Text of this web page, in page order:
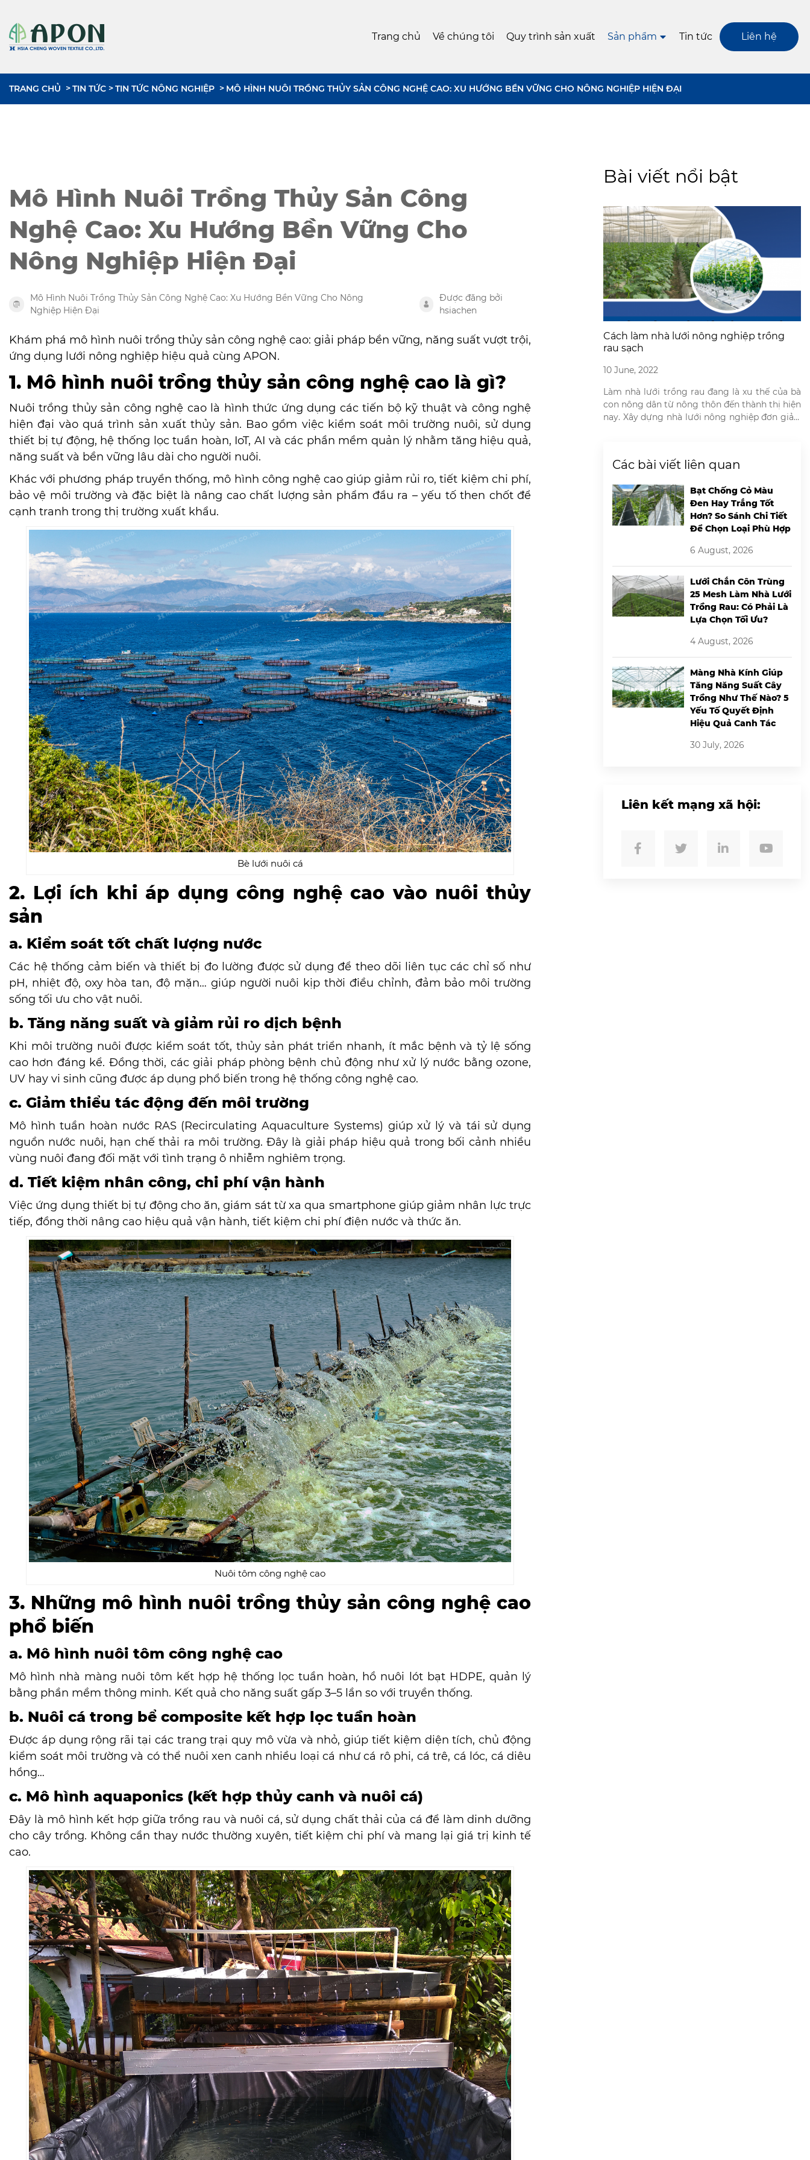
Trang chủ Về chúng tôi Quy trình sản xuất Sản phẩm Tin tức Liên hệ
TRANG CHỦ TIN TỨC TIN TỨC NÔNG NGHIỆP MÔ HÌNH NUÔI TRỒNG THỦY SẢN CÔNG NGHỆ CAO: XU HƯỚNG BỀN VỮNG CHO NÔNG NGHIỆP HIỆN ĐẠI
Mô Hình Nuôi Trồng Thủy Sản Công
Nghệ Cao: Xu Hướng Bền Vững Cho
Nông Nghiệp Hiện Đại
Mô Hình Nuôi Trồng Thủy Sản Công Nghệ Cao: Xu Hướng Bền Vững Cho Nông
Nghiệp Hiện Đại
Được đăng bởi
hsiachen
Khám phá mô hình nuôi trồng thủy sản công nghệ cao: giải pháp bền vững, năng suất vượt trội,
ứng dụng lưới nông nghiệp hiệu quả cùng APON.
1. Mô hình nuôi trồng thủy sản công nghệ cao là gì?
Nuôi trồng thủy sản công nghệ cao là hình thức ứng dụng các tiến bộ kỹ thuật và công nghệ
hiện đại vào quá trình sản xuất thủy sản. Bao gồm việc kiểm soát môi trường nuôi, sử dụng
thiết bị tự động, hệ thống lọc tuần hoàn, IoT, AI và các phần mềm quản lý nhằm tăng hiệu quả,
năng suất và bền vững lâu dài cho người nuôi.
Khác với phương pháp truyền thống, mô hình công nghệ cao giúp giảm rủi ro, tiết kiệm chi phí,
bảo vệ môi trường và đặc biệt là nâng cao chất lượng sản phẩm đầu ra – yếu tố then chốt để
cạnh tranh trong thị trường xuất khẩu.
Bè lưới nuôi cá
2. Lợi ích khi áp dụng công nghệ cao vào nuôi thủy
sản
a. Kiểm soát tốt chất lượng nước
Các hệ thống cảm biến và thiết bị đo lường được sử dụng để theo dõi liên tục các chỉ số như
pH, nhiệt độ, oxy hòa tan, độ mặn… giúp người nuôi kịp thời điều chỉnh, đảm bảo môi trường
sống tối ưu cho vật nuôi.
b. Tăng năng suất và giảm rủi ro dịch bệnh
Khi môi trường nuôi được kiểm soát tốt, thủy sản phát triển nhanh, ít mắc bệnh và tỷ lệ sống
cao hơn đáng kể. Đồng thời, các giải pháp phòng bệnh chủ động như xử lý nước bằng ozone,
UV hay vi sinh cũng được áp dụng phổ biến trong hệ thống công nghệ cao.
c. Giảm thiểu tác động đến môi trường
Mô hình tuần hoàn nước RAS (Recirculating Aquaculture Systems) giúp xử lý và tái sử dụng
nguồn nước nuôi, hạn chế thải ra môi trường. Đây là giải pháp hiệu quả trong bối cảnh nhiều
vùng nuôi đang đối mặt với tình trạng ô nhiễm nghiêm trọng.
d. Tiết kiệm nhân công, chi phí vận hành
Việc ứng dụng thiết bị tự động cho ăn, giám sát từ xa qua smartphone giúp giảm nhân lực trực
tiếp, đồng thời nâng cao hiệu quả vận hành, tiết kiệm chi phí điện nước và thức ăn.
Nuôi tôm công nghệ cao
3. Những mô hình nuôi trồng thủy sản công nghệ cao
phổ biến
a. Mô hình nuôi tôm công nghệ cao
Mô hình nhà màng nuôi tôm kết hợp hệ thống lọc tuần hoàn, hồ nuôi lót bạt HDPE, quản lý
bằng phần mềm thông minh. Kết quả cho năng suất gấp 3–5 lần so với truyền thống.
b. Nuôi cá trong bể composite kết hợp lọc tuần hoàn
Được áp dụng rộng rãi tại các trang trại quy mô vừa và nhỏ, giúp tiết kiệm diện tích, chủ động
kiểm soát môi trường và có thể nuôi xen canh nhiều loại cá như cá rô phi, cá trê, cá lóc, cá diêu
hồng…
c. Mô hình aquaponics (kết hợp thủy canh và nuôi cá)
Đây là mô hình kết hợp giữa trồng rau và nuôi cá, sử dụng chất thải của cá để làm dinh dưỡng
cho cây trồng. Không cần thay nước thường xuyên, tiết kiệm chi phí và mang lại giá trị kinh tế
cao.
Bài viết nổi bật
Cách làm nhà lưới nông nghiệp trồng
rau sạch
10 June, 2022
Làm nhà lưới trồng rau đang là xu thế của bà
con nông dân từ nông thôn đến thành thị hiện
nay. Xây dựng nhà lưới nông nghiệp đơn giản,
Các bài viết liên quan
Bạt Chống Cỏ Màu
Đen Hay Trắng Tốt
Hơn? So Sánh Chi Tiết
Để Chọn Loại Phù Hợp
6 August, 2026
Lưới Chắn Côn Trùng
25 Mesh Làm Nhà Lưới
Trồng Rau: Có Phải Là
Lựa Chọn Tối Ưu?
4 August, 2026
Màng Nhà Kính Giúp
Tăng Năng Suất Cây
Trồng Như Thế Nào? 5
Yếu Tố Quyết Định
Hiệu Quả Canh Tác
30 July, 2026
Liên kết mạng xã hội: